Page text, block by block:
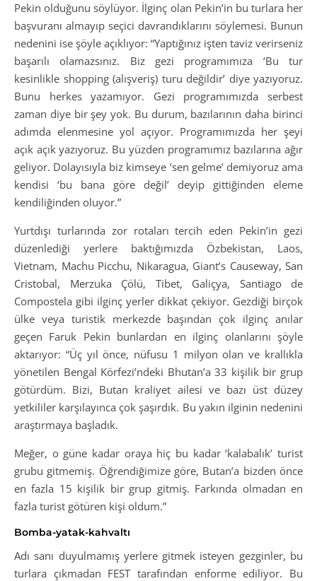
Pekin olduğunu söylüyor. İlginç olan Pekin’in bu turlara her
başvuranı almayıp seçici davrandıklarını söylemesi. Bunun
nedenini ise şöyle açıklıyor: “Yaptığınız işten taviz verirseniz
başarılı olamazsınız. Biz gezi programımıza ‘Bu tur
kesinlikle shopping (alışveriş) turu değildir’ diye yazıyoruz.
Bunu herkes yazamıyor. Gezi programımızda serbest
zaman diye bir şey yok. Bu durum, bazılarının daha birinci
adımda elenmesine yol açıyor. Programımızda her şeyi
açık açık yazıyoruz. Bu yüzden programımız bazılarına ağır
geliyor. Dolayısıyla biz kimseye ‘sen gelme’ demiyoruz ama
kendisi ‘bu bana göre değil’ deyip gittiğinden eleme
kendiliğinden oluyor.”
Yurtdışı turlarında zor rotaları tercih eden Pekin’in gezi
düzenlediği yerlere baktığımızda Özbekistan, Laos,
Vietnam, Machu Picchu, Nikaragua, Giant’s Causeway, San
Cristobal, Merzuka Çölü, Tibet, Galiçya, Santiago de
Compostela gibi ilginç yerler dikkat çekiyor. Gezdiği birçok
ülke veya turistik merkezde başından çok ilginç anılar
geçen Faruk Pekin bunlardan en ilginç olanlarını şöyle
aktarıyor: “Üç yıl önce, nüfusu 1 milyon olan ve krallıkla
yönetilen Bengal Körfezi’ndeki Bhutan’a 33 kişilik bir grup
götürdüm. Bizi, Butan kraliyet ailesi ve bazı üst düzey
yetkililer karşılayınca çok şaşırdık. Bu yakın ilginin nedenini
araştırmaya başladık.
Meğer, o güne kadar oraya hiç bu kadar ‘kalabalık’ turist
grubu gitmemiş. Öğrendiğimize göre, Butan’a bizden önce
en fazla 15 kişilik bir grup gitmiş. Farkında olmadan en
fazla turist götüren kişi oldum.”
Bomba-yatak-kahvaltı
Adı sanı duyulmamış yerlere gitmek isteyen gezginler, bu
turlara çıkmadan FEST tarafından enforme ediliyor. Bu